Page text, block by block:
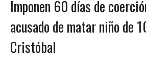
Imponen 60 días de
acusado de matar niño de
Cristóbal